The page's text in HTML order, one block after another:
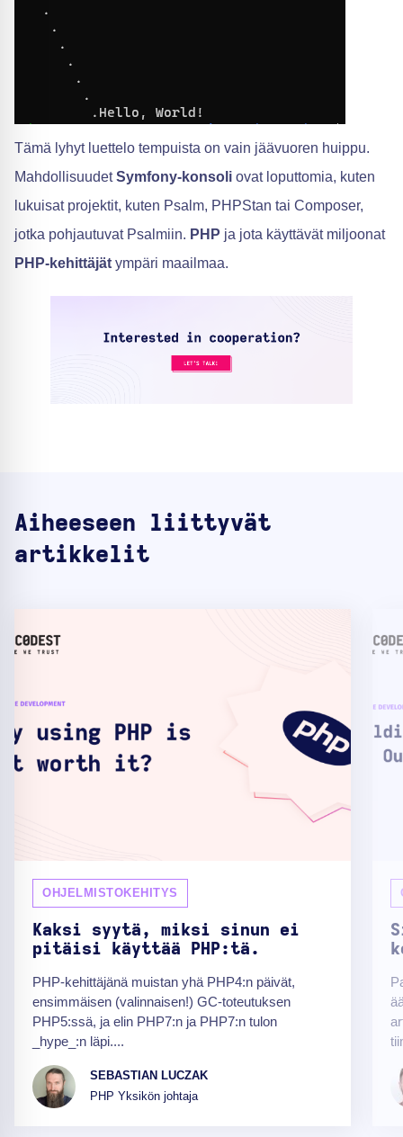
Tämä lyhyt luettelo tempuista on vain jäävuoren huippu.
MahdollisuudetSymfony-konsoli ovat loputtomia, kuten
lukuisat projektit, kuten Psalm, PHPStan tai Composer,
jotka pohjautuvat Psalmiin. PHP ja jota käyttävät miljoonat
PHP-kehittäjät ympäri maailmaa.
Aiheeseen liittyvät
artikkelit
OHJELMISTOKEHITYS
Kaksi syytä, miksi sinun ei
pitäisi käyttää PHP:tä.
PHP-kehittäjänä muistan yhä PHP4:n päivät,
ensimmäisen (valinnaisen!) GC-toteutuksen
PHP5:ssä, ja elin PHP7:n ja PHP7:n tulon
_hype_:n läpi....
SEBASTIAN LUCZAK
PHP Yksikön johtaja